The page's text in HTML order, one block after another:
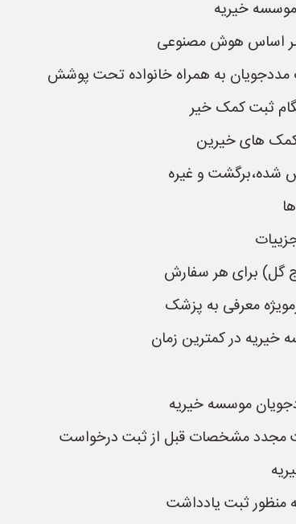
موسسه خیریه
اساس هوش مصنوعی
به همراه خانواده تحت پوشش
ثبت کمک خیر
کمک های خیرین
و غیره
گل) برای هر سفارش
معرفی به پزشک
خیریه در کمترین زمان
موسسه خیریه
مجدد مشخصات قبل از ثبت درخواست
منظور ثبت یادداشت